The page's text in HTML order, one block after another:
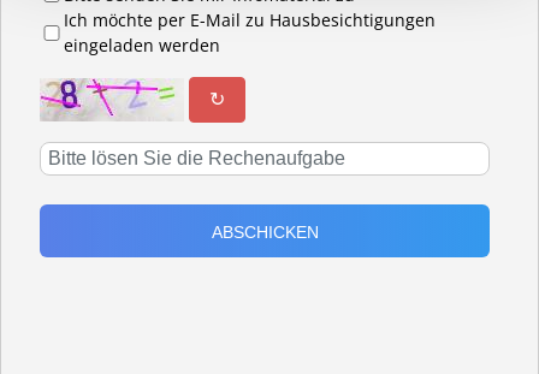
Ich möchte per E-Mail zu Hausbesichtigungen
eingeladen werden
↻